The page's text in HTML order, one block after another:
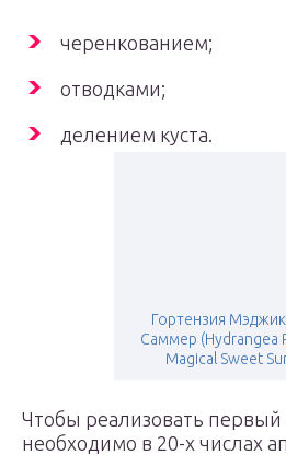
черенкованием;
отводками;
делением куста.
Гортензия
Саммер (Hydrangea
Magical Sweet
Чтобы реализовать первый
необходимо в 20-х числах